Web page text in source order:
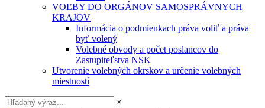
VOĽBY DO ORGÁNOV SAMOSPRÁVNYCH
KRAJOV
Informácia o podmienkach práva voliť a práva
byť volený
Volebné obvody a počet poslancov do
Zastupiteľstva NSK
Utvorenie volebných okrskov a určenie volebných
miestností
×